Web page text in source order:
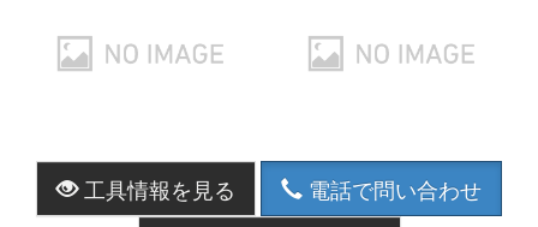
工具情報を見る
電話で問い合わせ